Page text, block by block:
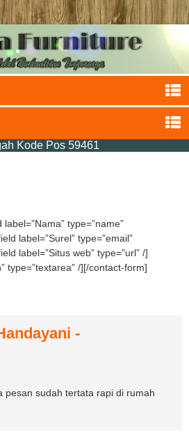
Pos 59461
type=”name”
label=”Surel” type=”email”
label=”Situs web” type=”url” /]
type=”textarea” /][/contact-form]
-
pesan sudah tertata rapi di rumah